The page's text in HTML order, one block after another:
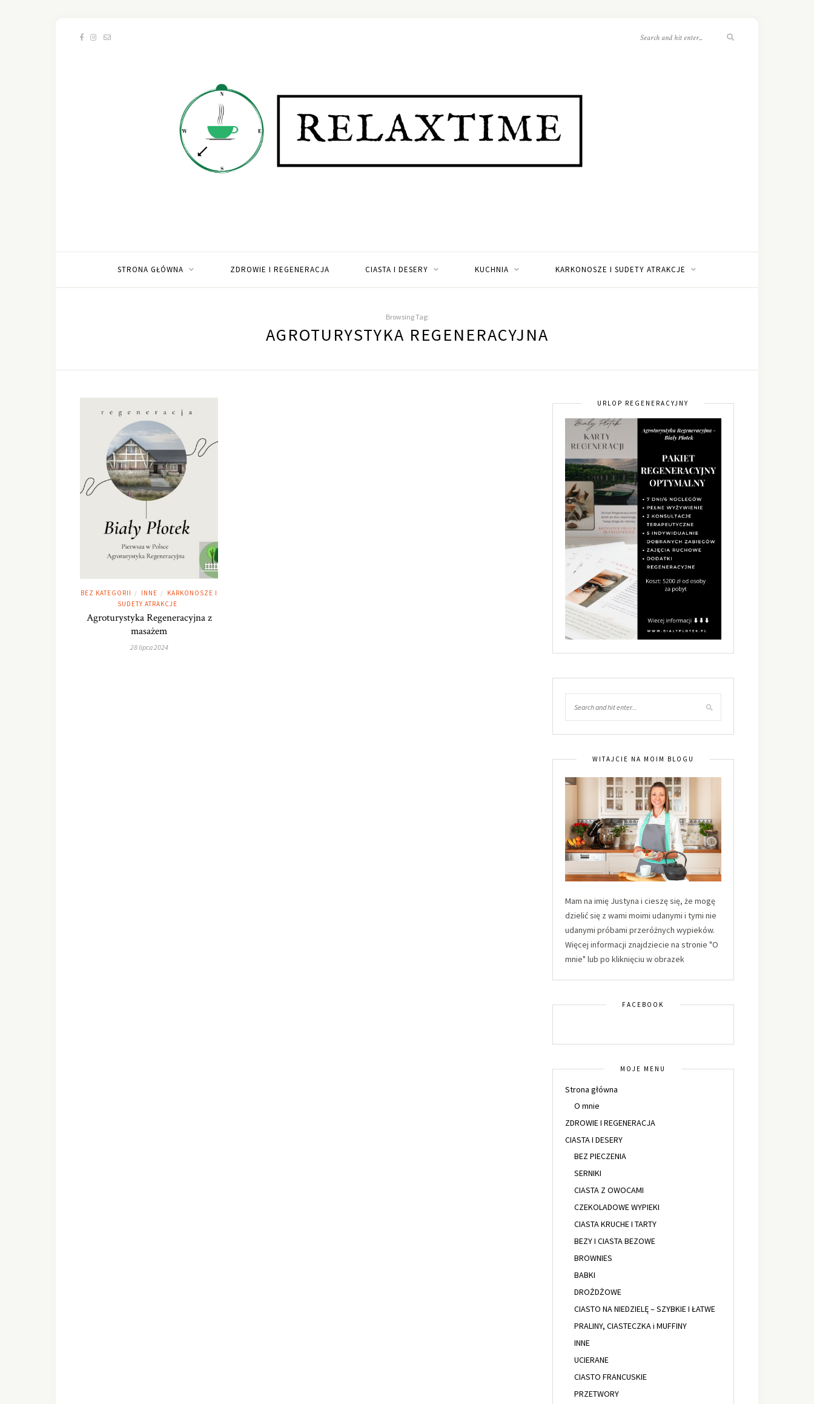
STRONA GŁÓWNA ZDROWIE I REGENERACJA CIASTA I DESERY KUCHNIA KARKONOSZE I SUDETY ATRAKCJE
Browsing Tag:
AGROTURYSTYKA REGENERACYJNA
BEZ KATEGORII / INNE /
KARKONOSZE I
SUDETY ATRAKCJE
Agroturystyka Regeneracyjna z
masażem
28 lipca 2024
URLOP REGENERACYJNY
WITAJCIE NA MOIM BLOGU
Mam na imię Justyna i cieszę się, że mogę
dzielić się z wami moimi udanymi i tymi nie
udanymi próbami przeróżnych wypieków.
Więcej informacji znajdziecie na stronie "O
mnie" lub po kliknięciu w obrazek
FACEBOOK
MOJE MENU
Strona główna
O mnie
ZDROWIE I REGENERACJA
CIASTA I DESERY
BEZ PIECZENIA
SERNIKI
CIASTA Z OWOCAMI
CZEKOLADOWE WYPIEKI
CIASTA KRUCHE I TARTY
BEZY I CIASTA BEZOWE
BROWNIES
BABKI
DROŻDŻOWE
CIASTO NA NIEDZIELĘ – SZYBKIE I ŁATWE
PRALINY, CIASTECZKA i MUFFINY
INNE
UCIERANE
CIASTO FRANCUSKIE
PRZETWORY